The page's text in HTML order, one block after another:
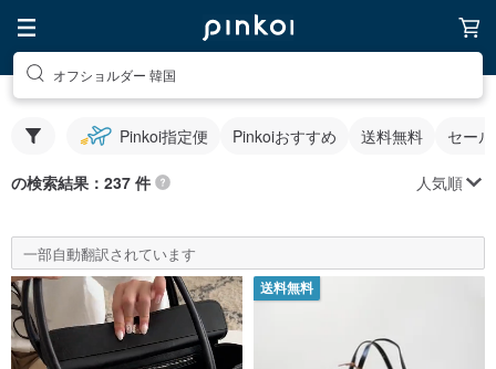
オフショルダー 韓国
Pinkoi指定便 Pinkoiおすすめ 送料無料 セー
の検索結果：237 件 人気順
一部自動翻訳されています
送料無料